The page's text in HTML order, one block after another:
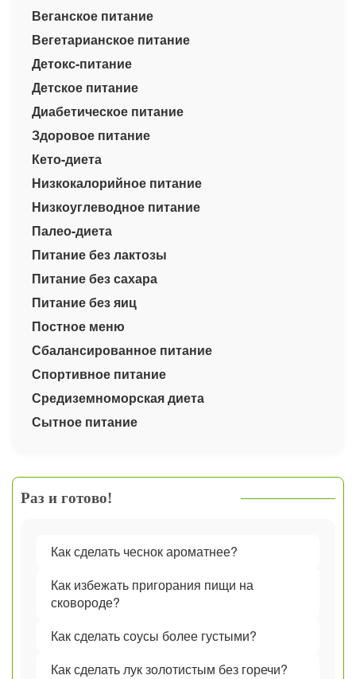
Веганское питание
Вегетарианское питание
Детокс-питание
Детское питание
Диабетическое питание
Здоровое питание
Кето-диета
Низкокалорийное питание
Низкоуглеводное питание
Палео-диета
Питание без лактозы
Питание без сахара
Питание без яиц
Постное меню
Сбалансированное питание
Спортивное питание
Средиземноморская диета
Сытное питание
Раз и готово!
Как сделать чеснок ароматнее?
Как избежать пригорания пищи на
сковороде?
Как сделать соусы более густыми?
Как сделать лук золотистым без горечи?